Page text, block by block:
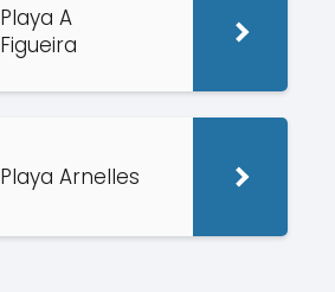
Playa A
Figueira
Playa Arnelles